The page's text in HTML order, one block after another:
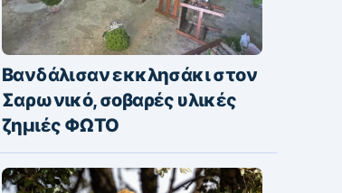
Βανδάλισαν εκκλησάκι στον
Σαρωνικό, σοβαρές υλικές
ζημιές ΦΩΤΟ